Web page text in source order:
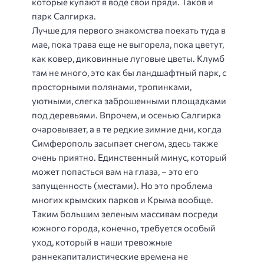
парк Салгирка.
Лучше для первого знакомства поехать туда в
мае, пока трава еще не выгорела, пока цветут,
как ковер, диковинные луговые цветы. Клумб
там не много, это как бы ландшафтный парк, с
просторными полянами, тропинками,
уютными, слегка заброшенными площадками
под деревьями. Впрочем, и осенью Салгирка
очаровывает, а в те редкие зимние дни, когда
Симферополь засыпает снегом, здесь также
очень приятно. Единственный минус, который
может попасться вам на глаза, – это его
запущенность (местами). Но это проблема
многих крымских парков и Крыма вообще.
Таким большим зеленым массивам посреди
южного города, конечно, требуется особый
уход, который в наши тревожные
раннекапиталистические времена не